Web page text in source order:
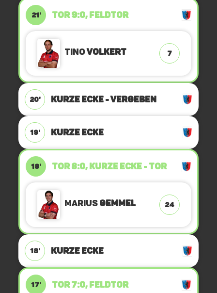
21' TOR 9:0, FELDTOR
TinoVolkert 7
20' KURZE ECKE - VERGEBEN
19' KURZE ECKE
18' TOR 8:0, KURZE ECKE - TOR
MariusGemmel 24
18' KURZE ECKE
17' TOR 7:0, FELDTOR